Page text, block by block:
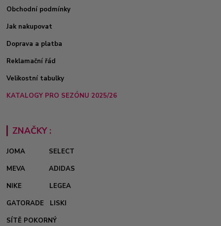
Obchodní podmínky
Jak nakupovat
Doprava a platba
Reklamační řád
Velikostní tabulky
KATALOGY PRO SEZÓNU 2025/26
ZNAČKY :
JOMA
SELECT
MEVA
ADIDAS
NIKE
LEGEA
GATORADE
LISKI
SÍTĚ POKORNÝ